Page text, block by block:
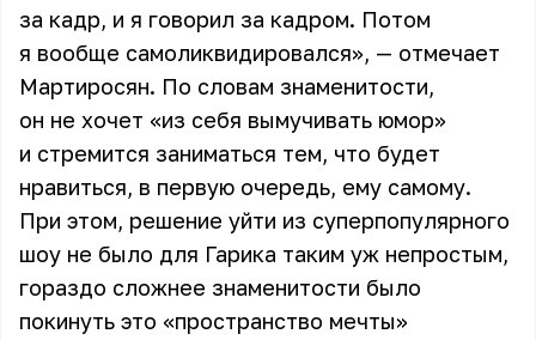
за кадр, и я говорил за кадром. Потом
я вообще самоликвидировался», — отмечает
Мартиросян. По словам знаменитости,
он не хочет «из себя вымучивать юмор»
и стремится заниматься тем, что будет
нравиться, в первую очередь, ему самому.
При этом, решение уйти из суперпопулярного
шоу не было для Гарика таким уж непростым,
гораздо сложнее знаменитости было
покинуть это «пространство мечты»